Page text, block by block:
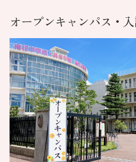
オープンキャンパス・